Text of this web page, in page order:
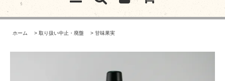
ホーム > 取り扱い中止・廃盤 > 甘味果実